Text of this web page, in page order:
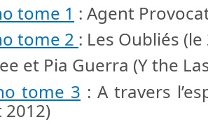
tome 1 : Agent
tome 2 : Les Oubliés
et Pia Guerra (Y the
tome 3 : A travers
2012)